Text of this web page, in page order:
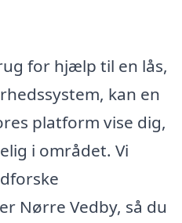
for hjælp til en lås,
kan en
platform vise dig,
i området. Vi
Nørre Vedby, så du